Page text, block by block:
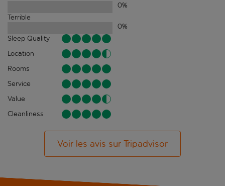
0%
Terrible
0%
Sleep Quality
Location
Rooms
Service
Value
Cleanliness
Voir les avis sur Tripadvisor